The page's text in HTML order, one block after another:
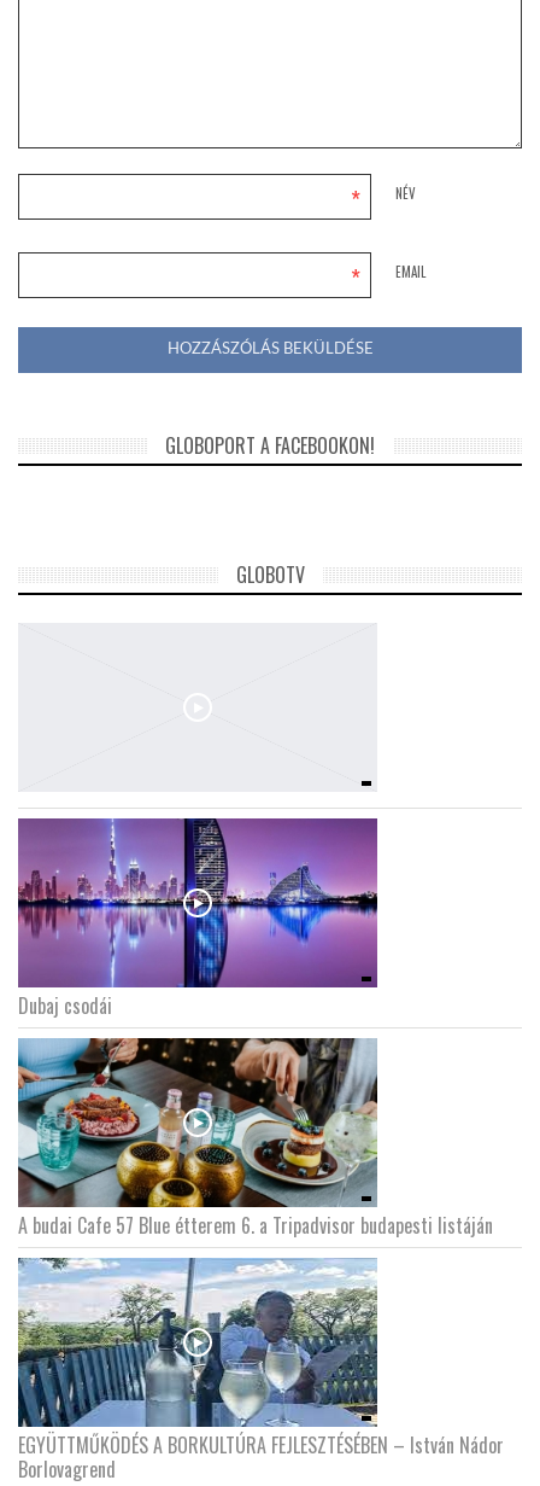
NÉV
*
EMAIL
*
GLOBOPORT A FACEBOOKON!
GLOBOTV
Dubaj csodái
A budai Cafe 57 Blue étterem 6. a Tripadvisor budapesti listáján
EGYÜTTMŰKÖDÉS A BORKULTÚRA FEJLESZTÉSÉBEN – István Nádor
Borlovagrend